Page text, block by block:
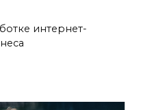
интернет-